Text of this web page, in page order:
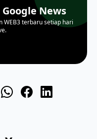
News
WEB3 terbaru setiap hari